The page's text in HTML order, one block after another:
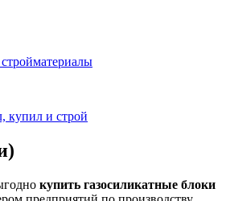
купить газосиликатные блоки